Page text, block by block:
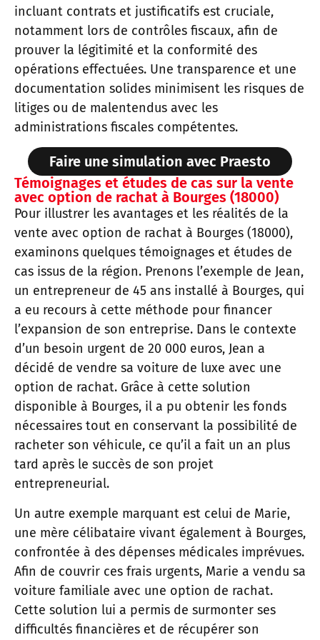
incluant contrats et justificatifs est cruciale,
notamment lors de contrôles fiscaux, afin de
prouver la légitimité et la conformité des
opérations effectuées. Une transparence et une
documentation solides minimisent les risques de
litiges ou de malentendus avec les
administrations fiscales compétentes.
Faire une simulation avec Praesto
Témoignages et études de cas sur la vente
avec option de rachat à Bourges (18000)
Pour illustrer les avantages et les réalités de la
vente avec option de rachat à Bourges (18000),
examinons quelques témoignages et études de
cas issus de la région. Prenons l’exemple de Jean,
un entrepreneur de 45 ans installé à Bourges, qui
a eu recours à cette méthode pour financer
l’expansion de son entreprise. Dans le contexte
d’un besoin urgent de 20 000 euros, Jean a
décidé de vendre sa voiture de luxe avec une
option de rachat. Grâce à cette solution
disponible à Bourges, il a pu obtenir les fonds
nécessaires tout en conservant la possibilité de
racheter son véhicule, ce qu’il a fait un an plus
tard après le succès de son projet
entrepreneurial.
Un autre exemple marquant est celui de Marie,
une mère célibataire vivant également à Bourges,
confrontée à des dépenses médicales imprévues.
Afin de couvrir ces frais urgents, Marie a vendu sa
voiture familiale avec une option de rachat.
Cette solution lui a permis de surmonter ses
difficultés financières et de récupérer son